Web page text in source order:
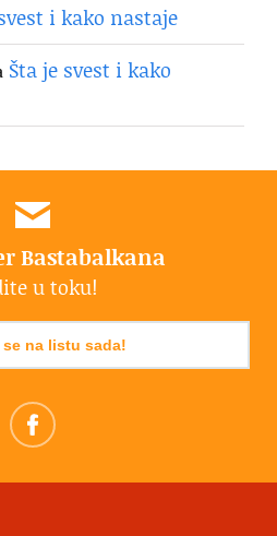
i kako nastaje
Šta je svest i kako
Bastabalkana
u toku!
se na listu sada!